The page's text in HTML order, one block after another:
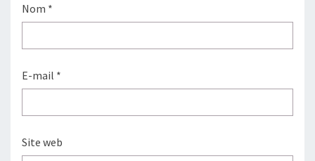
Nom *
E-mail *
Site web